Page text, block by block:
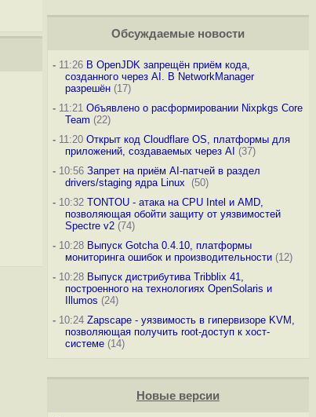
Обсуждаемые новости
-11:26 В OpenJDK запрещён приём кода,
созданного через AI. В NetworkManager
разрешён(17)
-11:21 Объявлено о расформировании Nixpkgs Core
Team (22)
-11:20 Открыт код Cloudflare OS, платформы для
приложений, создаваемых через AI (37)
-10:56 Запрет на приём AI-патчей в раздел
drivers/staging ядра Linux
(50)
-10:32 TONTOU - атака на CPU Intel и AMD,
позволяющая обойти защиту от уязвимостей
Spectre v2(74)
-10:28 Выпуск Gotcha 0.4.10, платформы
мониторинга ошибок и производительности(12)
-10:28 Выпуск дистрибутива Tribblix 41,
построенного на технологиях OpenSolaris и
Illumos (24)
-10:24 Zapscape - уязвимость в гипервизоре KVM,
позволяющая получить root-доступ к хост-
системе(14)
Новые версии